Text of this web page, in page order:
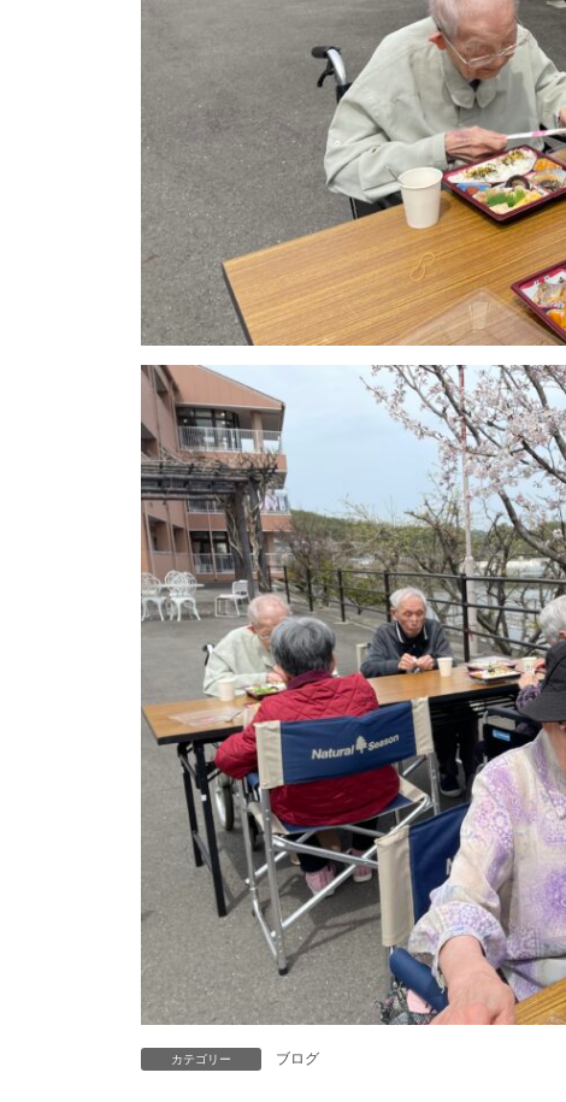
カテゴリー ブログ